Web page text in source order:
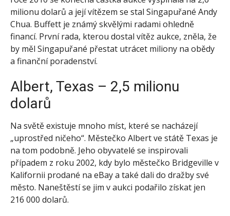
milionu dolarů a její vítězem se stal Singapuřané Andy
Chua. Buffett je známý skvělými radami ohledně
financí. První rada, kterou dostal vítěz aukce, zněla, že
by měl Singapuřané přestat utrácet miliony na obědy
a finanční poradenství.
Albert, Texas – 2,5 milionu
dolarů
Na světě existuje mnoho míst, které se nacházejí
„uprostřed ničeho“. Městečko Albert ve státě Texas je
na tom podobně. Jeho obyvatelé se inspirovali
případem z roku 2002, kdy bylo městečko Bridgeville v
Kalifornii prodané na eBay a také dali do dražby své
město. Naneštěstí se jim v aukci podařilo získat jen
216 000 dolarů.